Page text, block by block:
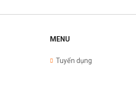
MENU
Tuyển dụng